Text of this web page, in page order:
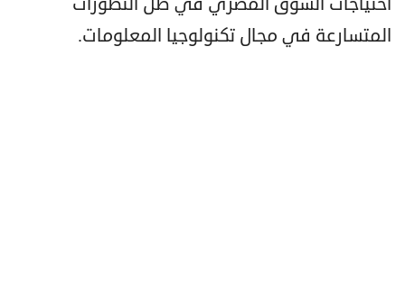
المتسارعة في مجال تكنولوجيا المعلومات.